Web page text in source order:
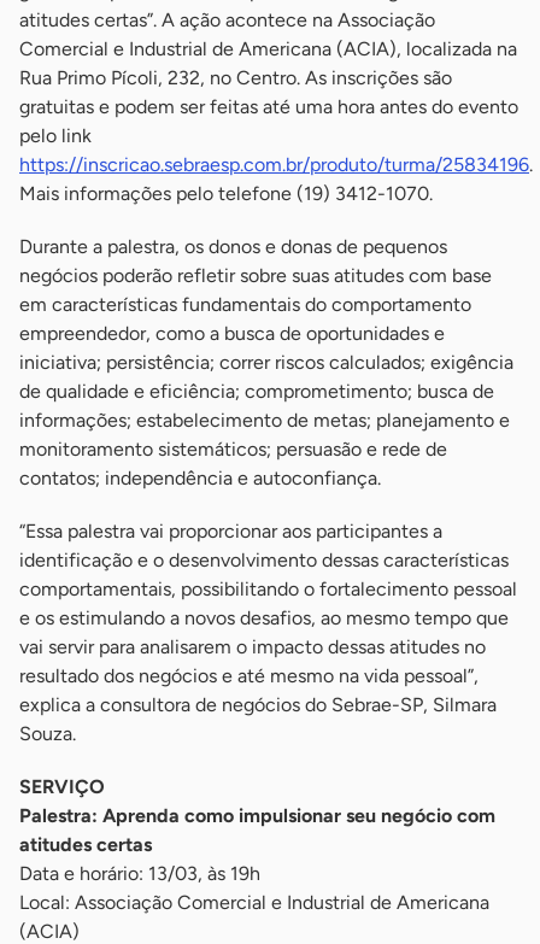
atitudes certas”. A ação acontece na Associação
Comercial e Industrial de Americana (ACIA), localizada na
Rua Primo Pícoli, 232, no Centro. As inscrições são
gratuitas e podem ser feitas até uma hora antes do evento
pelo link
https://inscricao.sebraesp.com.br/produto/turma/25834196.
Mais informações pelo telefone (19) 3412-1070.
Durante a palestra, os donos e donas de pequenos
negócios poderão refletir sobre suas atitudes com base
em características fundamentais do comportamento
empreendedor, como a busca de oportunidades e
iniciativa; persistência; correr riscos calculados; exigência
de qualidade e eficiência; comprometimento; busca de
informações; estabelecimento de metas; planejamento e
monitoramento sistemáticos; persuasão e rede de
contatos; independência e autoconfiança.
“Essa palestra vai proporcionar aos participantes a
identificação e o desenvolvimento dessas características
comportamentais, possibilitando o fortalecimento pessoal
e os estimulando a novos desafios, ao mesmo tempo que
vai servir para analisarem o impacto dessas atitudes no
resultado dos negócios e até mesmo na vida pessoal”,
explica a consultora de negócios do Sebrae-SP, Silmara
Souza.
SERVIÇO
Palestra: Aprenda como impulsionar seu negócio com
atitudes certas
Data e horário: 13/03, às 19h
Local: Associação Comercial e Industrial de Americana
(ACIA)